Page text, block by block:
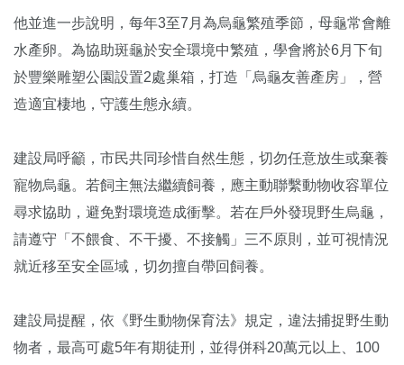
他並進一步說明，每年3至7月為烏龜繁殖季節，母龜常會離
水產卵。為協助斑龜於安全環境中繁殖，學會將於6月下旬
於豐樂雕塑公園設置2處巢箱，打造「烏龜友善產房」，營
造適宜棲地，守護生態永續。
建設局呼籲，市民共同珍惜自然生態，切勿任意放生或棄養
寵物烏龜。若飼主無法繼續飼養，應主動聯繫動物收容單位
尋求協助，避免對環境造成衝擊。若在戶外發現野生烏龜，
請遵守「不餵食、不干擾、不接觸」三不原則，並可視情況
就近移至安全區域，切勿擅自帶回飼養。
建設局提醒，依《野生動物保育法》規定，違法捕捉野生動
物者，最高可處5年有期徒刑，並得併科20萬元以上、100